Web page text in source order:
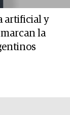
artificial y
la